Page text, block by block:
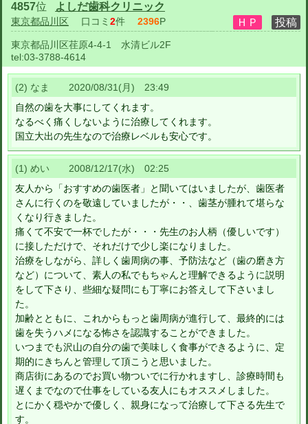
4857位 よしだ歯科クリニック
東京都品川区 口コミ 2件 2396P
東京都品川区荏原4-4-1 水清ビル2F
tel:03-3788-4614
(2) なま 2020/08/31(月) 23:49
自然の歯を大事にしてくれます。
なるべく痛くしないように治療してくれます。
国立大出の先生なので治療レベルも安心です。
(1) めい 2008/12/17(水) 02:25
友人から「おすすめの歯医者」と聞いてはいましたが、歯医者
さんに行くのを敬遠していましたが・・、歯茎が腫れて堪らな
くなり行きました。
痛くて不安で一杯でしたが・・・先生のお人柄（優しいです）
に接しただけで、それだけで少し楽になりました。
治療をしながら、詳しく歯周病の事、予防法など（歯の磨き方
など）について、素人の私でもちゃんと理解できるように説明
をして下さり、些細な疑問にも丁寧にお答えして下さいまし
た。
加齢とともに、これからもっと歯周病が進行して、最終的には
歯を失うハメになる怖さを認識することができました。
いつまでも沢山の自分の歯で美味しく食事ができるように、定
期的にきちんと管理して頂こうと思いました。
商店街にあるのでお買い物ついでに行かれますし、診療時間も
遅くまでなので仕事をしている友人にもオススメしました。
とにかく穏やかで優しく、親身になって治療して下さる先生で
す。